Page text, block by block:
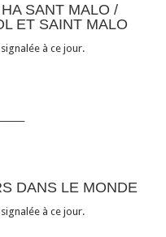
SANT MALO /
ET SAINT MALO
à ce jour.
DANS LE MONDE
à ce jour.